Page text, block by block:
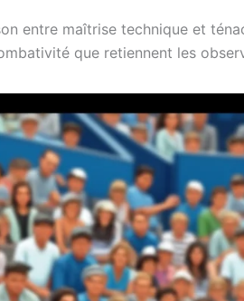
entre maîtrise technique et
que retiennent les